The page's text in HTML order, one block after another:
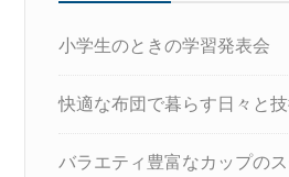
小学生のときの学習発表会
快適な布団で暮らす日々と
バラエティ豊富なカップの